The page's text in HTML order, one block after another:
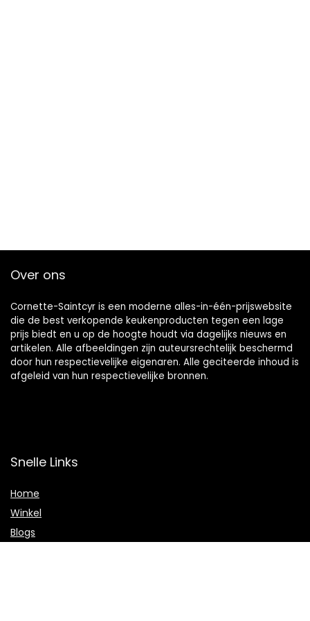
Over ons
Cornette-Saintcyr is een moderne alles-in-één-prijswebsite
die de best verkopende keukenproducten tegen een lage
prijs biedt en u op de hoogte houdt via dagelijks nieuws en
artikelen. Alle afbeeldingen zijn auteursrechtelijk beschermd
door hun respectievelijke eigenaren. Alle geciteerde inhoud is
afgeleid van hun respectievelijke bronnen.
Snelle Links
Home
Winkel
Blogs